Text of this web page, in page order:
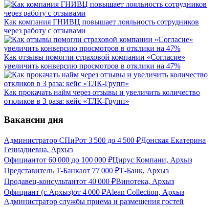
Как компания ГНИВЦ повышает лояльность сотрудников
через работу с отзывами
Как отзывы помогли страховой компании «Согласие»
увеличить конверсию просмотров в отклики на 47%
Как прокачать найм через отзывы и увеличить количество
откликов в 3 раза: кейс «ТЛК-Групп»
Вакансии дня
Администратор СПиРот 3 500 до 4 500 ₽Донская Екатерина
Геннадиевна, Архыз
Официантот 60 000 до 100 000 ₽Цирус Компани, Архыз
Представитель Т-Банкаот 77 000 ₽Т-Банк, Архыз
Продавец-консультантот 40 000 ₽Винотека, Архыз
Официант (с.Архыз)от 4 000 ₽Alean Collection, Архыз
Администратор службы приема и размещения гостей